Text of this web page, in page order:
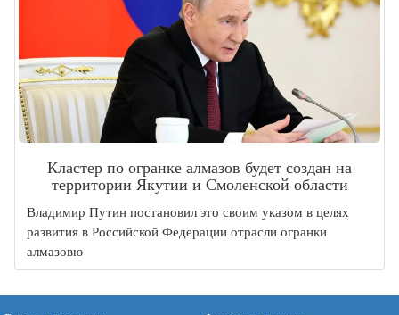
Кластер по огранке алмазов будет создан на
территории Якутии и Смоленской области
Владимир Путин постановил это своим указом в целях
развития в Российской Федерации отрасли огранки
алмазовю